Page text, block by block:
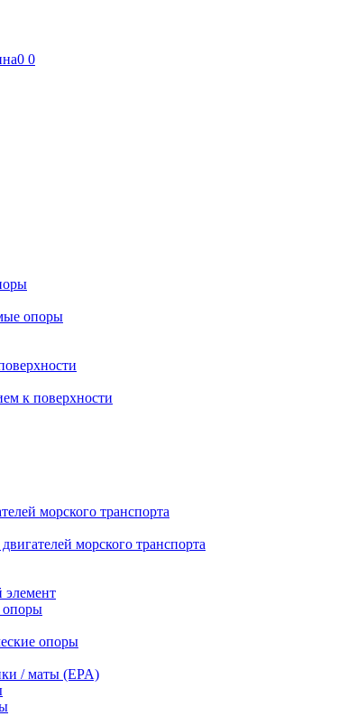
0 0
опоры
к поверхности
морского транспорта
морского транспорта
элемент
опоры
опоры
/ маты (EPA)